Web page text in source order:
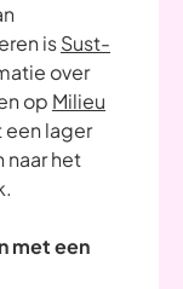
isSust-
over
op Milieu
een lager
naar het
met een